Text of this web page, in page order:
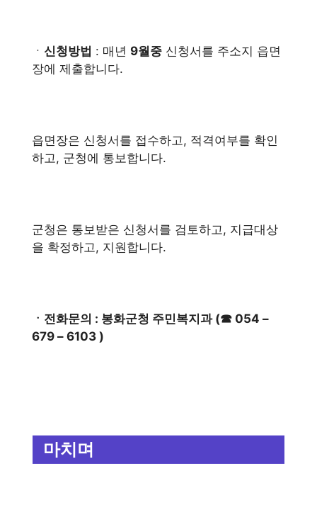
ㆍ 신청방법 : 매년 9월중 신청서를 주소지 읍면
장에 제출합니다.
읍면장은 신청서를 접수하고, 적격여부를 확인
하고, 군청에 통보합니다.
군청은 통보받은 신청서를 검토하고, 지급대상
을 확정하고, 지원합니다.
ㆍ전화문의 : 봉화군청 주민복지과 (☎ 054 –
679 – 6103 )
마치며